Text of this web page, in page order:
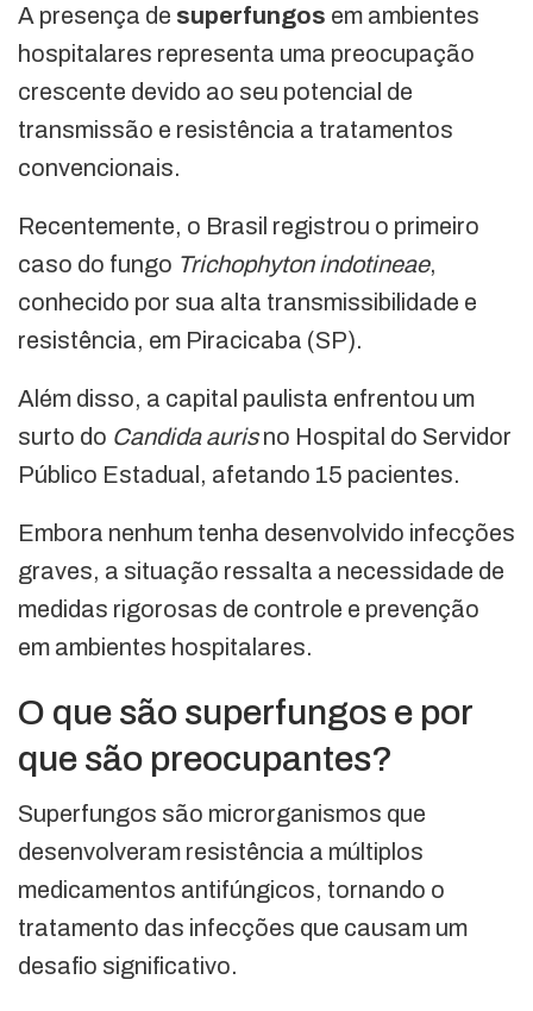
A presença de superfungos em ambientes
hospitalares representa uma preocupação
crescente devido ao seu potencial de
transmissão e resistência a tratamentos
convencionais.
Recentemente, o Brasil registrou o primeiro
caso do fungo Trichophyton indotineae,
conhecido por sua alta transmissibilidade e
resistência, em Piracicaba (SP).
Além disso, a capital paulista enfrentou um
surto do Candida aurisno Hospital do Servidor
Público Estadual, afetando 15 pacientes.
Embora nenhum tenha desenvolvido infecções
graves, a situação ressalta a necessidade de
medidas rigorosas de controle e prevenção
em ambientes hospitalares.
O que são superfungos e por
que são preocupantes?
Superfungos são microrganismos que
desenvolveram resistência a múltiplos
medicamentos antifúngicos, tornando o
tratamento das infecções que causam um
desafio significativo.